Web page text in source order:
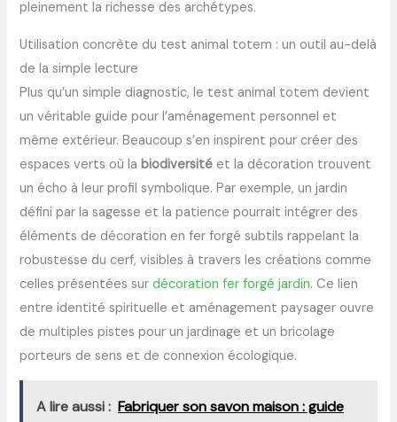
pleinement la richesse des archétypes.
Utilisation concrète du test animal totem : un outil au-delà
de la simple lecture
Plus qu’un simple diagnostic, le test animal totem devient
un véritable guide pour l’aménagement personnel et
même extérieur. Beaucoup s’en inspirent pour créer des
espaces verts où labiodiversité et la décoration trouvent
un écho à leur profil symbolique. Par exemple, un jardin
défini par la sagesse et la patience pourrait intégrer des
éléments de décoration en fer forgé subtils rappelant la
robustesse du cerf, visibles à travers les créations comme
celles présentées surdécoration fer forgé jardin. Ce lien
entre identité spirituelle et aménagement paysager ouvre
de multiples pistes pour un jardinage et un bricolage
porteurs de sens et de connexion écologique.
A lire aussi : Fabriquer son savon maison : guide